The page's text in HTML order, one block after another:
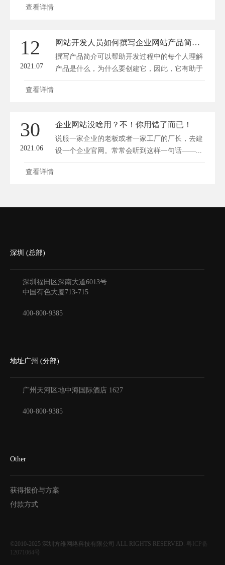
查看详情
12
2021.07
网站开发人员如何撰写企业网站产品简介？
撰写产品简介可以帮助开发过程中的每个人理解
产品是什么，为什么要创建它，因此，它有助于
创...
查看详情
30
2021.06
企业网站没啥用？不！你用错了而已！
说服一家企业的老板或者一家工厂的厂长，去建
设一个企业官网。常常会听到这样一句话——...
查看详情
深圳 (总部)
深圳福田区深南大道6013号
中国有色大厦713-715
400-800-9385
地址广州 (分部)
广州天河区地中海国际酒店 1627
400-800-9385
Other
获得报价与方案
付款方式
©2010-2025 深圳方维网络科技有限公司 ALL RIGHTS RESERVED.
粤ICP备
12071064号